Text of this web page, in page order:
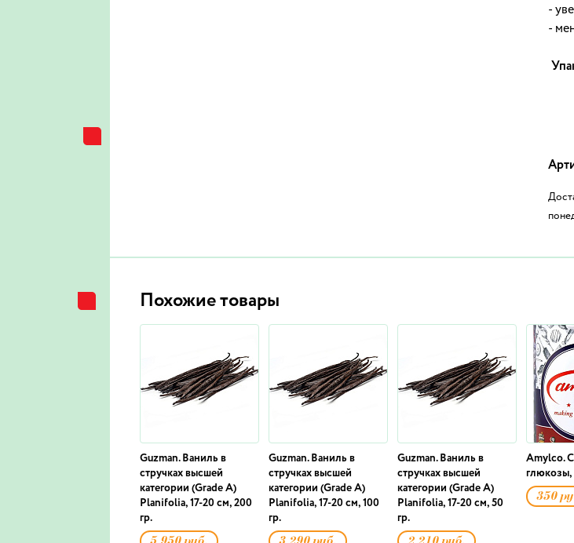
-
-
Похожие товары
Guzman. Ваниль в
стручках высшей
категории (Grade A)
Planifolia, 17-20 см, 200
гр.
Guzman. Ваниль в
стручках высшей
категории (Grade A)
Planifolia, 17-20 см, 100
гр.
Guzman. Ваниль в
стручках высшей
категории (Grade A)
Planifolia, 17-20 см, 50
гр.
Amylco.
глюкозы,
350